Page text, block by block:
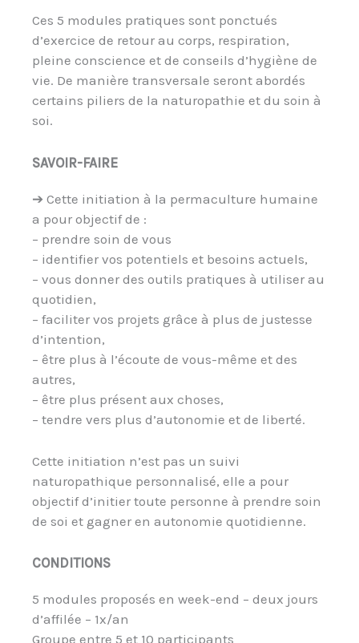
Ces 5 modules pratiques sont ponctués
d’exercice de retour au corps, respiration,
pleine conscience et de conseils d’hygiène de
vie. De manière transversale seront abordés
certains piliers de la naturopathie et du soin à
soi.
SAVOIR-FAIRE
➔ Cette initiation à la permaculture humaine
a pour objectif de :
– prendre soin de vous
– identifier vos potentiels et besoins actuels,
– vous donner des outils pratiques à utiliser au
quotidien,
– faciliter vos projets grâce à plus de justesse
d’intention,
– être plus à l’écoute de vous-même et des
autres,
– être plus présent aux choses,
– tendre vers plus d’autonomie et de liberté.
Cette initiation n’est pas un suivi
naturopathique personnalisé, elle a pour
objectif d’initier toute personne à prendre soin
de soi et gagner en autonomie quotidienne.
CONDITIONS
5 modules proposés en week-end – deux jours
d’affilée – 1x/an
Groupe entre 5 et 10 participants